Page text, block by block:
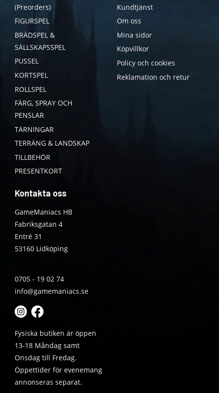
(Preorders)
FIGURSPEL
BRÄDSPEL &
SÄLLSKAPSSPEL
PUSSEL
KORTSPEL
ROLLSPEL
FÄRG, SPRAY OCH
PENSLAR
TÄRNINGAR
TERRÄNG & LANDSKAP
TILLBEHÖR
PRESENTKORT
Kundtjänst
Om oss
Mina sidor
Köpvillkor
Policy och cookies
Reklamation och retur
Kontakta oss
GameManiacs HB
Fabriksgatan 4
Entré 31
53160 Lidköping
0705 - 19 02 74
info@gamemaniacs.se
Fysiska butiken är öppen
13-18 Måndag samt
Onsdag till Fredag.
Öppettider för evenemang
annonseras separat.